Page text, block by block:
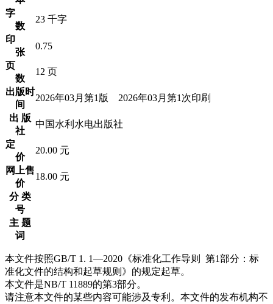
字
数
23 千字
印
张
0.75
页
数
12 页
出版时
间
2026年03月第1版 2026年03月第1次印刷
出 版
社
中国水利水电出版社
定
价
20.00 元
网上售
价
18.00 元
分 类
号
主 题
词
本文件按照GB/T 1. 1—2020《标准化工作导则 第1部分：标
准化文件的结构和起草规则》的规定起草。
本文件是NB/T 11889的第3部分。
请注意本文件的某些内容可能涉及专利。本文件的发布机构不